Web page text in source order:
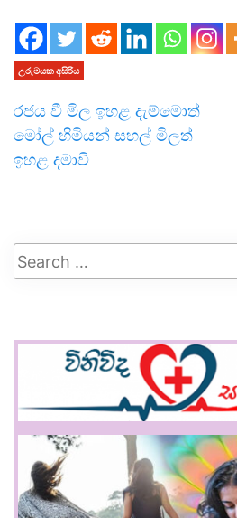
උරුමයක අසිරිය
රජය වී මිල ඉහළ දැම්මොත්
මෝල් හිමියන් සහල් මිලත්
ඉහළ දමාවි